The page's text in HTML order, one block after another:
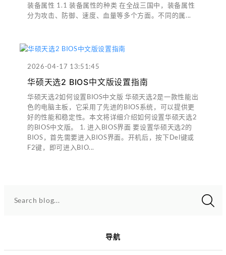
装备属性 1.1 装备属性的种类 在全战三国中，装备属性
分为攻击、防御、速度、血量等多个方面。不同的属...
2026-04-17 13:51:45
华硕天选2 BIOS中文版设置指南
华硕天选2如何设置BIOS中文版 华硕天选2是一款性能出
色的电脑主板，它采用了先进的BIOS系统，可以提供更
好的性能和稳定性。本文将详细介绍如何设置华硕天选2
的BIOS中文版。 1. 进入BIOS界面 要设置华硕天选2的
BIOS，首先需要进入BIOS界面。开机后，按下Del键或
F2键，即可进入BIO...
Search blog...
导航